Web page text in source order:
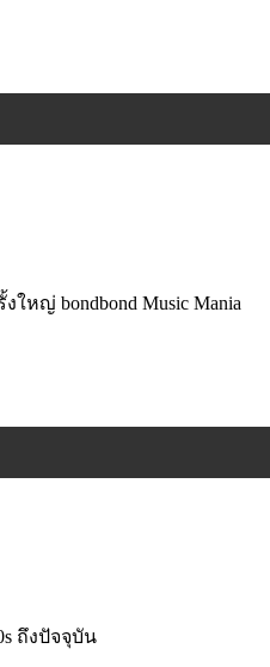
ญ่ bondbond Music Mania
ถึงปัจจุบัน